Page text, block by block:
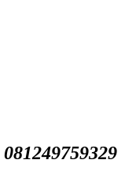
081249759329